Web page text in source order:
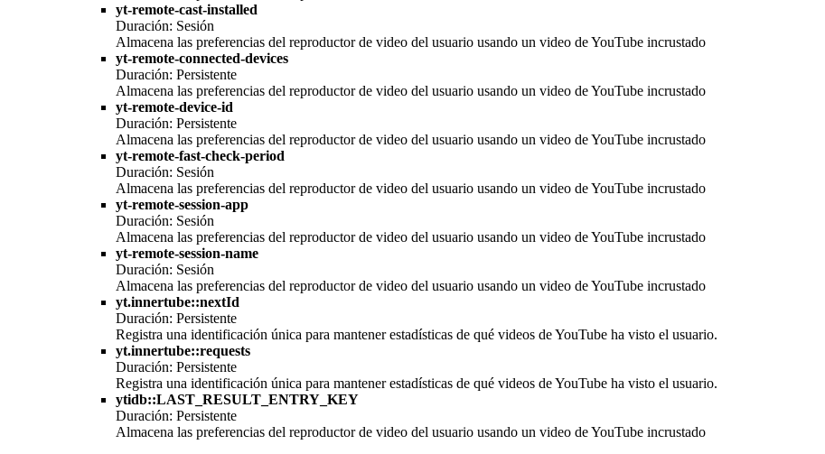
yt-remote-cast-installed
Duración: Sesión
Almacena las preferencias del reproductor de video del usuario usando un video de YouTube incrustado
yt-remote-connected-devices
Duración: Persistente
Almacena las preferencias del reproductor de video del usuario usando un video de YouTube incrustado
yt-remote-device-id
Duración: Persistente
Almacena las preferencias del reproductor de video del usuario usando un video de YouTube incrustado
yt-remote-fast-check-period
Duración: Sesión
Almacena las preferencias del reproductor de video del usuario usando un video de YouTube incrustado
yt-remote-session-app
Duración: Sesión
Almacena las preferencias del reproductor de video del usuario usando un video de YouTube incrustado
yt-remote-session-name
Duración: Sesión
Almacena las preferencias del reproductor de video del usuario usando un video de YouTube incrustado
yt.innertube::nextId
Duración: Persistente
Registra una identificación única para mantener estadísticas de qué videos de YouTube ha visto el usuario.
yt.innertube::requests
Duración: Persistente
Registra una identificación única para mantener estadísticas de qué videos de YouTube ha visto el usuario.
ytidb::LAST_RESULT_ENTRY_KEY
Duración: Persistente
Almacena las preferencias del reproductor de video del usuario usando un video de YouTube incrustado